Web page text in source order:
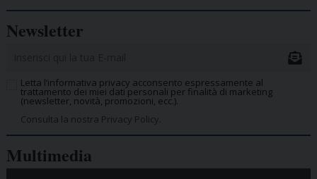
Newsletter
Letta l’informativa privacy acconsento espressamente al
trattamento dei miei dati personali per finalità di marketing
(newsletter, novità, promozioni, ecc.).
Consulta la nostra Privacy Policy.
Multimedia